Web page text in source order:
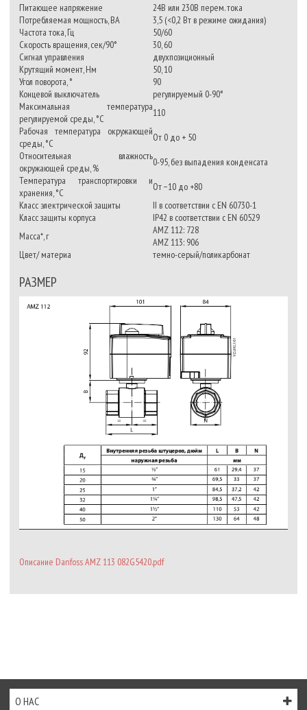
Питающее напряжение
24В или 230В перем. тока
Потребляемая мощность, ВА
3,5 (<0,2 Вт в режиме ожидания)
Частота тока, Гц
50/60
Скорость вращения, сек/90°
30, 60
Сигнал управления
двухпозиционный
Крутящий момент, Нм
50, 10
Угол поворота, °
90
Концевой выключатель
регулируемый 0-90°
Максимальная температура
регулируемой среды, °С
110
Рабочая температура окружающей
среды, °C
От 0 до + 50
Относительная влажность
окружающей среды, %
0-95, без выпадения конденсата
Температура транспортировки и
хранения, °C
От −10 до +80
Класс электрической защиты
II в соответствии с EN 60730-1
Класс защиты корпуса
IP42 в соответствии с EN 60529
Масса*, г
AMZ 112: 728
AMZ 113: 906
Цвет/ материа
темно-серый/поликарбонат
РАЗМЕР
Описание Danfoss AMZ 113 082G5420.pdf
О НАС